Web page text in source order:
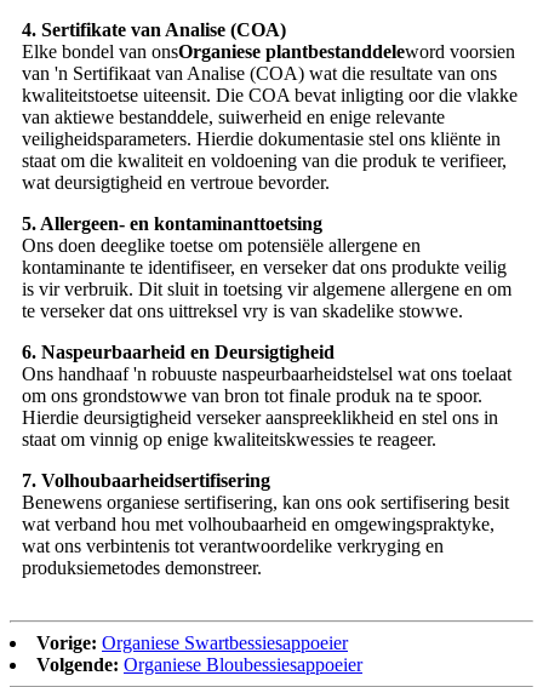
4. Sertifikate van Analise (COA)
Elke bondel van onsOrganiese plantbestanddeleword voorsien
van 'n Sertifikaat van Analise (COA) wat die resultate van ons
kwaliteitstoetse uiteensit. Die COA bevat inligting oor die vlakke
van aktiewe bestanddele, suiwerheid en enige relevante
veiligheidsparameters. Hierdie dokumentasie stel ons kliënte in
staat om die kwaliteit en voldoening van die produk te verifieer,
wat deursigtigheid en vertroue bevorder.
5. Allergeen- en kontaminanttoetsing
Ons doen deeglike toetse om potensiële allergene en
kontaminante te identifiseer, en verseker dat ons produkte veilig
is vir verbruik. Dit sluit in toetsing vir algemene allergene en om
te verseker dat ons uittreksel vry is van skadelike stowwe.
6. Naspeurbaarheid en Deursigtigheid
Ons handhaaf 'n robuuste naspeurbaarheidstelsel wat ons toelaat
om ons grondstowwe van bron tot finale produk na te spoor.
Hierdie deursigtigheid verseker aanspreeklikheid en stel ons in
staat om vinnig op enige kwaliteitskwessies te reageer.
7. Volhoubaarheidsertifisering
Benewens organiese sertifisering, kan ons ook sertifisering besit
wat verband hou met volhoubaarheid en omgewingspraktyke,
wat ons verbintenis tot verantwoordelike verkryging en
produksiemetodes demonstreer.
Vorige: Organiese Swartbessiesappoeier
Volgende: Organiese Bloubessiesappoeier